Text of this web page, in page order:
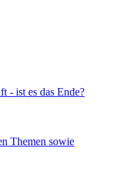
- ist es das Ende?
Themen sowie